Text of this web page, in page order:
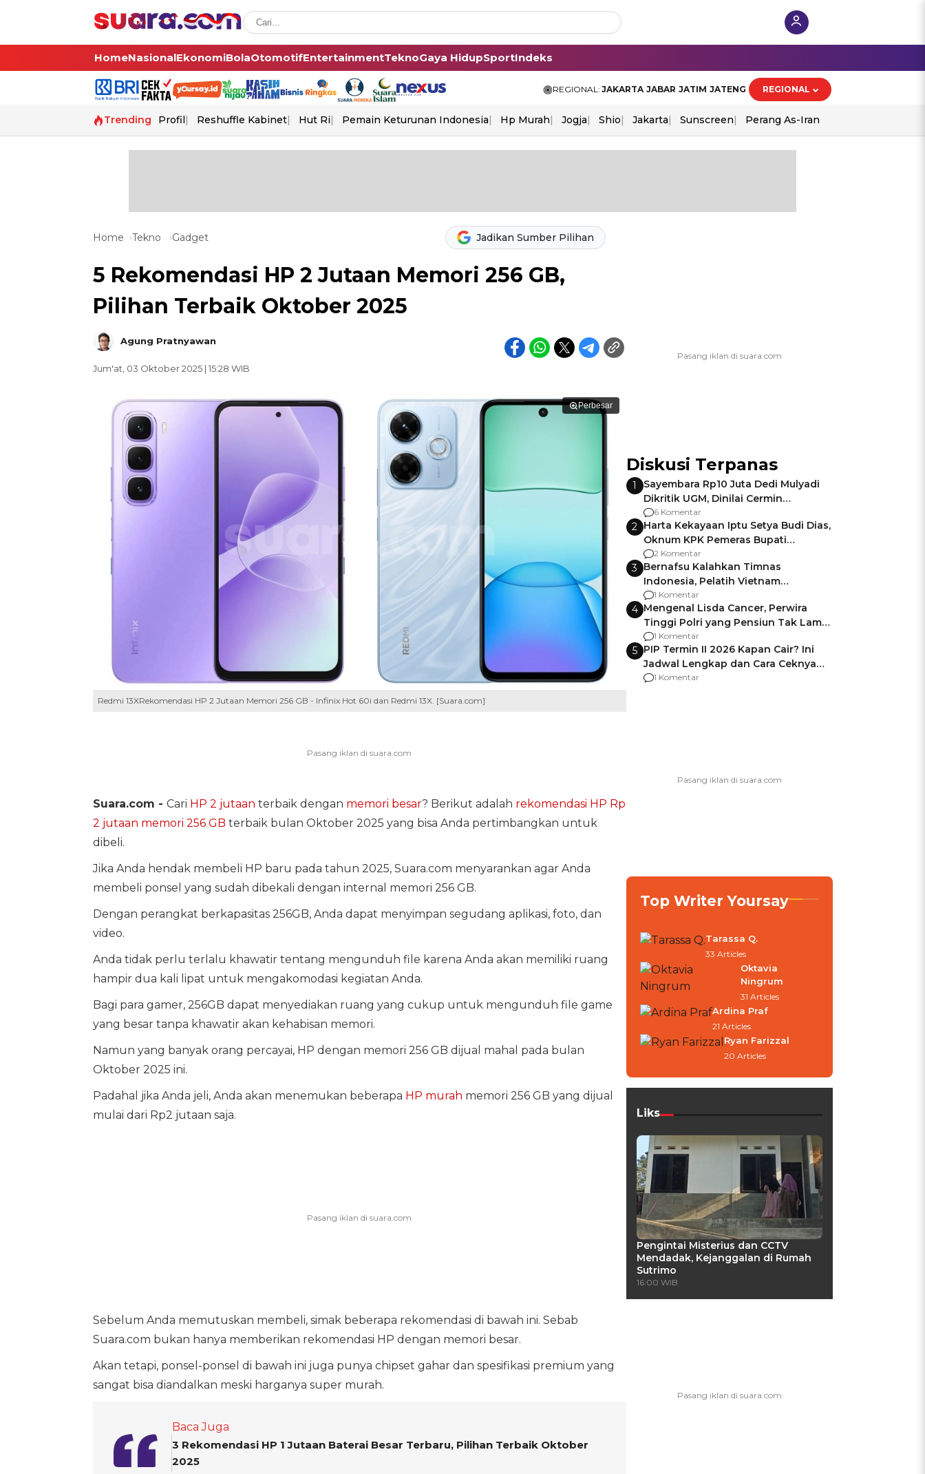
HomeNasionalEkonomiBolaOtomotifEntertainmentTeknoGaya HidupSportIndeks
REGIONAL: JAKARTA JABAR JATIM JATENG REGIONAL
Trending Profil Reshuffle Kabinet Hut Ri Pemain Keturunan Indonesia Hp Murah Jogja Shio Jakarta Sunscreen Perang As-Iran
Home Tekno Gadget Jadikan Sumber Pilihan
5 Rekomendasi HP 2 Jutaan Memori 256 GB,
Pilihan Terbaik Oktober 2025
Agung Pratnyawan
Jum'at, 03 Oktober 2025 | 15:28 WIB
Perbesar
Redmi 13XRekomendasi HP 2 Jutaan Memori 256 GB - Infinix Hot 60i dan Redmi 13X. [Suara.com]
Suara.com - Cari HP 2 jutaan terbaik dengan memori besar? Berikut adalah rekomendasi HP Rp
2 jutaan memori 256 GB terbaik bulan Oktober 2025 yang bisa Anda pertimbangkan untuk
dibeli.
Jika Anda hendak membeli HP baru pada tahun 2025, Suara.com menyarankan agar Anda
membeli ponsel yang sudah dibekali dengan internal memori 256 GB.
Dengan perangkat berkapasitas 256GB, Anda dapat menyimpan segudang aplikasi, foto, dan
video.
Anda tidak perlu terlalu khawatir tentang mengunduh file karena Anda akan memiliki ruang
hampir dua kali lipat untuk mengakomodasi kegiatan Anda.
Bagi para gamer, 256GB dapat menyediakan ruang yang cukup untuk mengunduh file game
yang besar tanpa khawatir akan kehabisan memori.
Namun yang banyak orang percayai, HP dengan memori 256 GB dijual mahal pada bulan
Oktober 2025 ini.
Padahal jika Anda jeli, Anda akan menemukan beberapa HP murah memori 256 GB yang dijual
mulai dari Rp2 jutaan saja.
Sebelum Anda memutuskan membeli, simak beberapa rekomendasi di bawah ini. Sebab
Suara.com bukan hanya memberikan rekomendasi HP dengan memori besar.
Akan tetapi, ponsel-ponsel di bawah ini juga punya chipset gahar dan spesifikasi premium yang
sangat bisa diandalkan meski harganya super murah.
Baca Juga
3 Rekomendasi HP 1 Jutaan Baterai Besar Terbaru, Pilihan Terbaik Oktober
2025
Diskusi Terpanas
1
Sayembara Rp10 Juta Dedi Mulyadi
Dikritik UGM, Dinilai Cermin
Gagalnya Negara Jamin Keamanan
6 Komentar
2 Harta Kekayaan Iptu Setya Budi Dias,
Oknum KPK Pemeras Bupati
Pemalang
2 Komentar
3 Bernafsu Kalahkan Timnas
Indonesia, Pelatih Vietnam
Berencana Pakai Jimat di Pakansari
1 Komentar
4 Mengenal Lisda Cancer, Perwira
Tinggi Polri yang Pensiun Tak Lama
Usai Jadi Brigjen
1 Komentar
5 PIP Termin II 2026 Kapan Cair? Ini
Jadwal Lengkap dan Cara Ceknya
agar Dana Tidak Hangus!
1 Komentar
Top Writer Yoursay
Tarassa Q.
33 Articles
Oktavia
Ningrum
31 Articles
Ardina Praf
21 Articles
Ryan Farizzal
20 Articles
Liks
Pengintai Misterius dan CCTV
Mendadak, Kejanggalan di Rumah
Sutrimo
16:00 WIB